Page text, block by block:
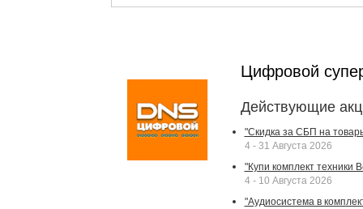
Цифровой
Действующие
"Скидка за СБП на
4 - 31 Августа 2026
"Купи комплект техники
4 - 10 Августа 2026
"Аудиосистема в